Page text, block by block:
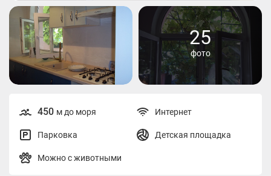
25
фото
450 м до моря Интернет
Парковка Детская площадка
Можно с животными